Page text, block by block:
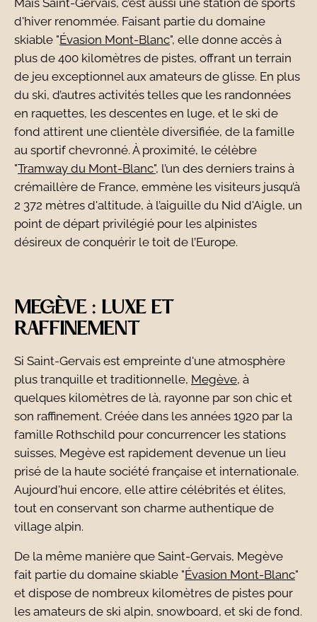
Mais Saint-Gervais, c’est aussi une station de sports
d'hiver renommée. Faisant partie du domaine
skiable "Évasion Mont-Blanc", elle donne accès à
plus de 400 kilomètres de pistes, offrant un terrain
de jeu exceptionnel aux amateurs de glisse. En plus
du ski, d’autres activités telles que les randonnées
en raquettes, les descentes en luge, et le ski de
fond attirent une clientèle diversifiée, de la famille
au sportif chevronné. À proximité, le célèbre
"Tramway du Mont-Blanc", l’un des derniers trains à
crémaillère de France, emmène les visiteurs jusqu’à
2 372 mètres d'altitude, à l’aiguille du Nid d'Aigle, un
point de départ privilégié pour les alpinistes
désireux de conquérir le toit de l’Europe.
MEGÈVE : LUXE ET
RAFFINEMENT
Si Saint-Gervais est empreinte d'une atmosphère
plus tranquille et traditionnelle, Megève, à
quelques kilomètres de là, rayonne par son chic et
son raffinement. Créée dans les années 1920 par la
famille Rothschild pour concurrencer les stations
suisses, Megève est rapidement devenue un lieu
prisé de la haute société française et internationale.
Aujourd'hui encore, elle attire célébrités et élites,
tout en conservant son charme authentique de
village alpin.
De la même manière que Saint-Gervais, Megève
fait partie du domaine skiable "Évasion Mont-Blanc"
et dispose de nombreux kilomètres de pistes pour
les amateurs de ski alpin, snowboard, et ski de fond.